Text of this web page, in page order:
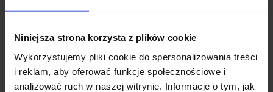
Niniejsza strona korzysta z plików cookie
Wykorzystujemy pliki cookie do spersonalizowania treści
i reklam, aby oferować funkcje społecznościowe i
analizować ruch w naszej witrynie. Informacje o tym, jak
Wsparcie techniczne
Jeśli masz pytania lub potrzebujesz pomocy, zadzwoń
lub napisz do nas: pracujemy od 8:00 do 18:00,
odpowiedzi na e-maile od 8:00 do 22:00.